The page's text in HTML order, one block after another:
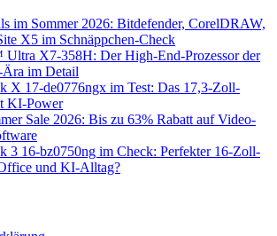
im Sommer 2026: Bitdefender, CorelDRAW,
X5 im Schnäppchen-Check
X7-358H: Der High-End-Prozessor der
Ära im Detail
X 17-de0776ngx im Test: Das 17,3-Zoll-
KI-Power
Sale 2026: Bis zu 63% Rabatt auf Video-
3 16-bz0750ng im Check: Perfekter 16-Zoll-
und KI-Alltag?